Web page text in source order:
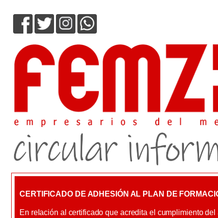
CERTIFICADO DE ADHESIÓN AL PLAN DE
En relación al certificado que acredita el cumplimiento del